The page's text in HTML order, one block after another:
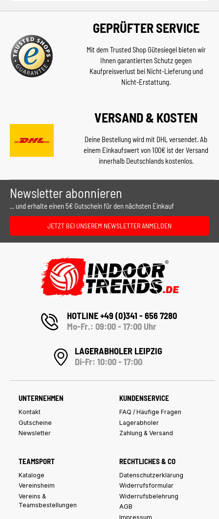
GEPRÜFTER SERVICE
Mit dem Trusted Shop Gütesiegel bieten wir
Ihnen garantierten Schutz gegen
Kaufpreisverlust bei Nicht-Lieferung und
Nicht-Erstattung.
VERSAND & KOSTEN
Deine Bestellung wird mit DHL versendet. Ab
einem Einkaufswert von 100€ ist der Versand
innerhalb Deutschlands kostenlos.
Newsletter abonnieren
... und erhalte einen 5€ Gutschein für den nächsten Einkauf
JETZT BEI UNSEREM NEWSLETTER ANMELDEN
HOTLINE +49 (0)341 - 656 7280
Mo-Fr.: 09:00 - 17:00 Uhr
LAGERABHOLER LEIPZIG
Di-Fr: 10:00 - 17:00
UNTERNEHMEN
Kontakt
Gutscheine
Newsletter
KUNDENSERVICE
FAQ / Häufige Fragen
Lagerabholer
Zahlung & Versand
TEAMSPORT
Kataloge
Vereinsheim
Vereins &
Teamsbestellungen
RECHTLICHES & CO
Datenschutzerklärung
Widerrufsformular
Widerrufsbelehrung
AGB
Impressum